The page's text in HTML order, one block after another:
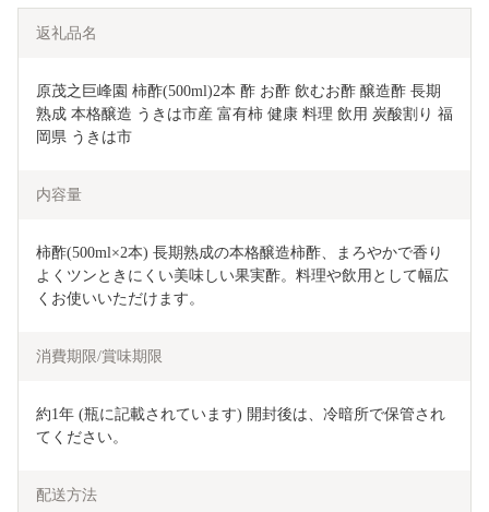
返礼品名
原茂之巨峰園 柿酢(500ml)2本 酢 お酢 飲むお酢 醸造酢 長期
熟成 本格醸造 うきは市産 富有柿 健康 料理 飲用 炭酸割り 福
岡県 うきは市
内容量
柿酢(500ml×2本) 長期熟成の本格醸造柿酢、まろやかで香り
よくツンときにくい美味しい果実酢。料理や飲用として幅広
くお使いいただけます。
消費期限/賞味期限
約1年 (瓶に記載されています) 開封後は、冷暗所で保管され
てください。
配送方法